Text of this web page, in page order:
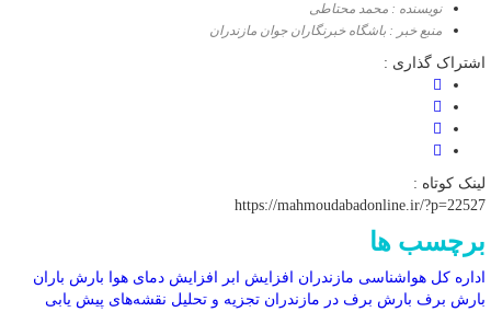
نویسنده : محمد محتاطی
منبع خبر : باشگاه خبرنگاران جوان مازندران
اشتراک گذاری :
لینک کوتاه :
https://mahmoudabadonline.ir/?p=22527
برچسب ها
اداره کل هواشناسی مازندران افزایش ابر افزایش دمای هوا
بارش باران
بارش برف بارش برف در مازندران تجزیه و تحلیل نقشه‌های پیش یابی